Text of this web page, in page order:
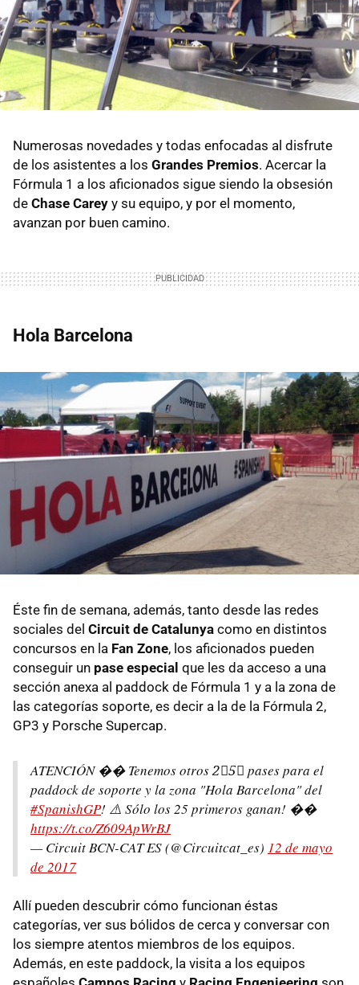
Numerosas novedades y todas enfocadas al disfrute
de los asistentes a los Grandes Premios. Acercar la
Fórmula 1 a los aficionados sigue siendo la obsesión
de Chase Carey y su equipo, y por el momento,
avanzan por buen camino.
Hola Barcelona
Éste fin de semana, además, tanto desde las redes
sociales del Circuit de Catalunya como en distintos
concursos en la Fan Zone, los aficionados pueden
conseguir un pase especial que les da acceso a una
sección anexa al paddock de Fórmula 1 y a la zona de
las categorías soporte, es decir a la de la Fórmula 2,
GP3 y Porsche Supercap.
ATENCIÓN �� Tenemos otros 2⃣5⃣ pases para el
paddock de soporte y la zona "Hola Barcelona" del
#SpanishGP! ⚠️ Sólo los 25 primeros ganan! ��
https://t.co/Z609ApWrBJ
— Circuit BCN-CAT ES (@Circuitcat_es) 12 de mayo
de 2017
Allí pueden descubrir cómo funcionan éstas
categorías, ver sus bólidos de cerca y conversar con
los siempre atentos miembros de los equipos.
Además, en este paddock, la visita a los equipos